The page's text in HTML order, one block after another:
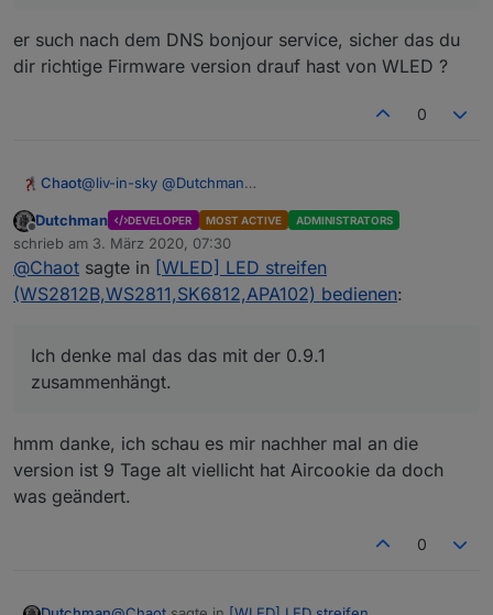
habe.
er such nach dem DNS bonjour service, sicher das du
dir richtige Firmware version drauf hast von WLED ?
0
Chaot@liv-in-sky @Dutchman
Hier mal ein Auszug aus dem Debug:
Spoiler
Offline
Dutchman DEVELOPER MOST ACTIVE ADMINISTRATORS
schrieb am 3. März 2020, 07:30
zuletzt editiert von
@Chaot sagte in [WLED] LED streifen
(WS2812B,WS2811,SK6812,APA102) bedienen:
Ich denke mal das das mit der 0.9.1
zusammenhängt.
hmm danke, ich schau es mir nachher mal an die
version ist 9 Tage alt viellicht hat Aircookie da doch
was geändert.
0